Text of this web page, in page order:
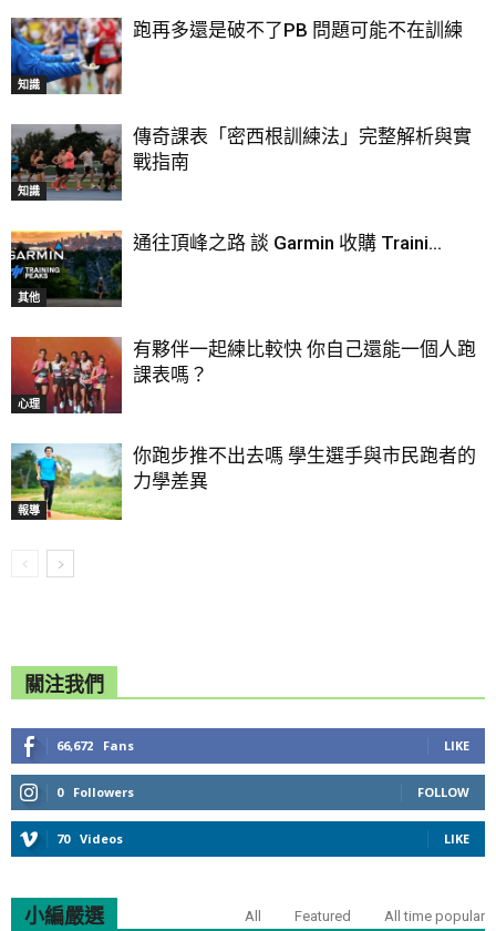
知識
跑再多還是破不了PB 問題可能不在訓練
知識
傳奇課表「密西根訓練法」完整解析與實
戰指南
其他
通往頂峰之路 談 Garmin 收購 Traini...
心理
有夥伴一起練比較快 你自己還能一個人跑
課表嗎？
報導
你跑步推不出去嗎 學生選手與市民跑者的
力學差異
關注我們
66,672 Fans LIKE
0 Followers FOLLOW
70 Videos LIKE
小編嚴選 All Featured All time popular